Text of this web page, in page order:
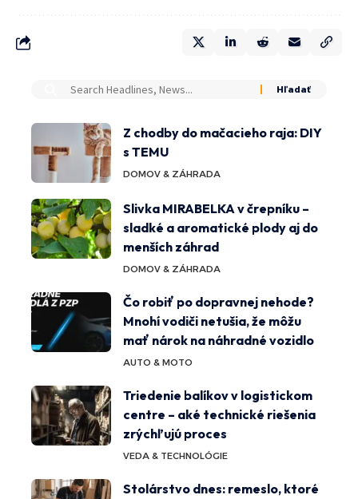
Z chodby do mačacieho raja: DIY
s TEMU
DOMOV & ZÁHRADA
Slivka MIRABELKA v črepníku –
sladké a aromatické plody aj do
menších záhrad
DOMOV & ZÁHRADA
Čo robiť po dopravnej nehode?
Mnohí vodiči netušia, že môžu
mať nárok na náhradné vozidlo
AUTO & MOTO
Triedenie balíkov v logistickom
centre – aké technické riešenia
zrýchľujú proces
VEDA & TECHNOLÓGIE
Stolárstvo dnes: remeslo, ktoré